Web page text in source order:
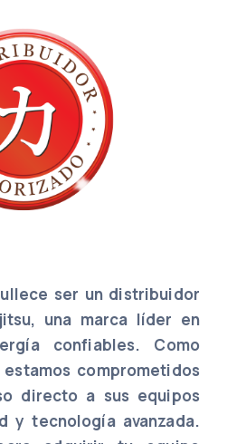
ser un distribuidor
una marca líder en
confiables. Como
comprometidos
directo a sus equipos
y tecnología avanzada.